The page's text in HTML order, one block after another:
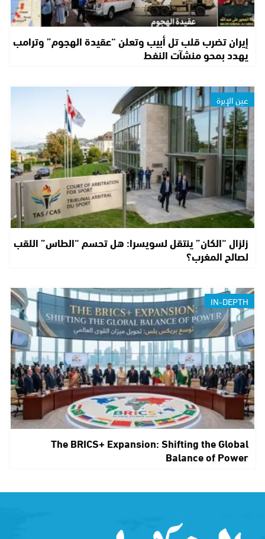
إيران تضرب قلب تل أبيب وتعلن “عقيدة الهجوم” وترامب
يهدد بمحو منشآت النفط
عين الإبرة
زلزال “الكان” ينتقل لسويسرا: هل تحسم “الطاس” اللقب
لصالح المغرب؟
IN-DEPTH
The BRICS+ Expansion: Shifting the Global
Balance of Power